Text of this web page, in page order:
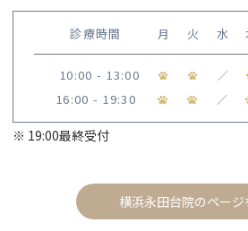
診療時間 月 火 水
10:00 - 13:00 ／
16:00 - 19:30 ／
※ 19:00最終受付
横浜永田台院のページ